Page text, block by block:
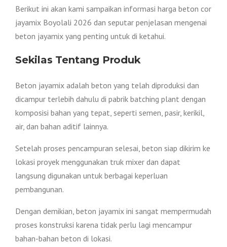
Berikut ini akan kami sampaikan informasi harga beton cor
jayamix Boyolali 2026 dan seputar penjelasan mengenai
beton jayamix yang penting untuk di ketahui.
Sekilas Tentang Produk
Beton jayamix adalah beton yang telah diproduksi dan
dicampur terlebih dahulu di pabrik batching plant dengan
komposisi bahan yang tepat, seperti semen, pasir, kerikil,
air, dan bahan aditif lainnya.
Setelah proses pencampuran selesai, beton siap dikirim ke
lokasi proyek menggunakan truk mixer dan dapat
langsung digunakan untuk berbagai keperluan
pembangunan.
Dengan demikian, beton jayamix ini sangat mempermudah
proses konstruksi karena tidak perlu lagi mencampur
bahan-bahan beton di lokasi.